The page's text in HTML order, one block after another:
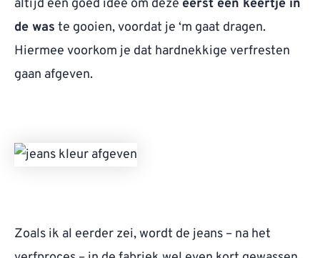
altijd een goed idee om deze eerst een keertje in
de was te gooien, voordat je ‘m gaat dragen.
Hiermee voorkom je dat hardnekkige verfresten
gaan afgeven.
Zoals ik al eerder zei, wordt de jeans – na het